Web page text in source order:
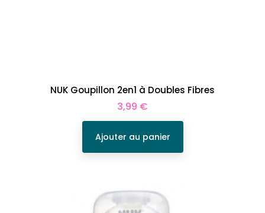
NUK Goupillon 2en1 à Doubles Fibres
Prix
3,99 €
Ajouter au panier